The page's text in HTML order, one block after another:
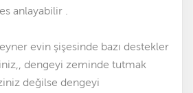
anlayabilir .
evin şişesinde bazı destekler
dengeyi zeminde tutmak
değilse dengeyi